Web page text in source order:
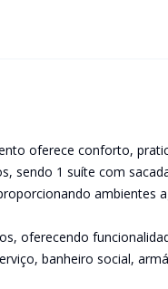
oferece conforto,
sendo 1 suíte com
ambientes
oferecendo
banheiro social,